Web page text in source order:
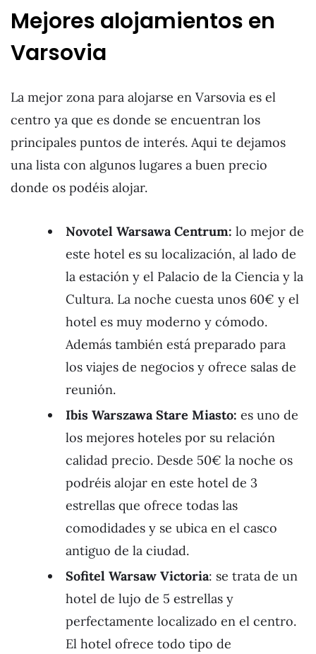
Mejores alojamientos en
Varsovia
La mejor zona para alojarse en Varsovia es el
centro ya que es donde se encuentran los
principales puntos de interés. Aqui te dejamos
una lista con algunos lugares a buen precio
donde os podéis alojar.
Novotel Warsawa Centrum: lo mejor de
este hotel es su localización, al lado de
la estación y el Palacio de la Ciencia y la
Cultura. La noche cuesta unos 60€ y el
hotel es muy moderno y cómodo.
Además también está preparado para
los viajes de negocios y ofrece salas de
reunión.
Ibis Warszawa Stare Miasto: es uno de
los mejores hoteles por su relación
calidad precio. Desde 50€ la noche os
podréis alojar en este hotel de 3
estrellas que ofrece todas las
comodidades y se ubica en el casco
antiguo de la ciudad.
Sofitel Warsaw Victoria: se trata de un
hotel de lujo de 5 estrellas y
perfectamente localizado en el centro.
El hotel ofrece todo tipo de